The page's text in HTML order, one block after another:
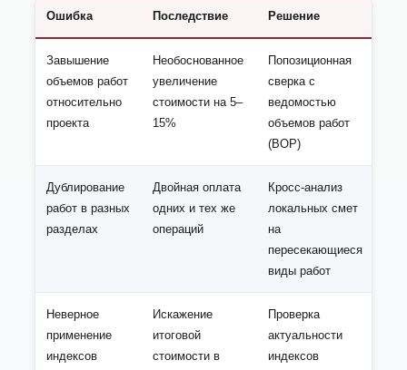
Ошибка Последствие Решение
Завышение
объемов работ
относительно
проекта
Необоснованное
увеличение
стоимости на 5–
15%
Попозиционная
сверка с
ведомостью
объемов работ
(ВОР)
Дублирование
работ в разных
разделах
Двойная оплата
одних и тех же
операций
Кросс-анализ
локальных смет
на
пересекающиеся
виды работ
Неверное
применение
индексов
Искажение
итоговой
стоимости в
Проверка
актуальности
индексов